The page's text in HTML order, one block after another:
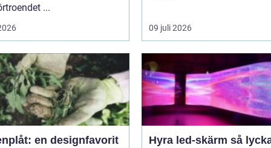
...
09 juli 2026
en designfavorit
Hyra led-skärm så lyckas du